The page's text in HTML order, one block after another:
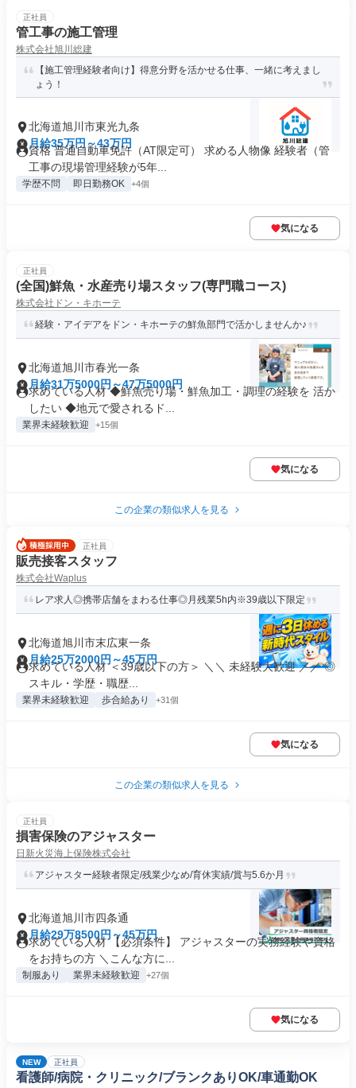
正社員
管工事の施工管理
株式会社旭川総建
【施工管理経験者向け】得意分野を活かせる仕事、一緒に考えまし
ょう！
北海道旭川市東光九条
月給35万円～43万円
資格 普通自動車免許（AT限定可） 求める人物像 経験者（管
工事の現場管理経験が5年...
学歴不問 即日勤務OK +4個
気になる
正社員
(全国)鮮魚・水産売り場スタッフ(専門職コース)
株式会社ドン・キホーテ
経験・アイデアをドン・キホーテの鮮魚部門で活かしませんか♪
北海道旭川市春光一条
月給31万5000円～47万5000円
求めている人材 ◆鮮魚売り場・鮮魚加工・調理の経験を 活か
したい ◆地元で愛されるド...
業界未経験歓迎 +15個
気になる
この企業の類似求人を見る
正社員
販売接客スタッフ
株式会社Waplus
レア求人◎携帯店舗をまわる仕事◎月残業5h内※39歳以下限定
北海道旭川市末広東一条
月給25万2000円～45万円
求めている人材 ＜39歳以下の方＞ ＼＼ 未経験大歓迎 ／／ ◎
スキル・学歴・職歴...
業界未経験歓迎 歩合給あり +31個
気になる
この企業の類似求人を見る
正社員
損害保険のアジャスター
日新火災海上保険株式会社
アジャスター経験者限定/残業少なめ/育休実績/賞与5.6か月
北海道旭川市四条通
月給29万8500円～45万円
求めている人材 【必須条件】 アジャスターの実務経験や資格
をお持ちの方 ＼こんな方に...
制服あり 業界未経験歓迎 +27個
気になる
NEW 正社員
看護師/病院・クリニック/ブランクありOK/車通勤OK